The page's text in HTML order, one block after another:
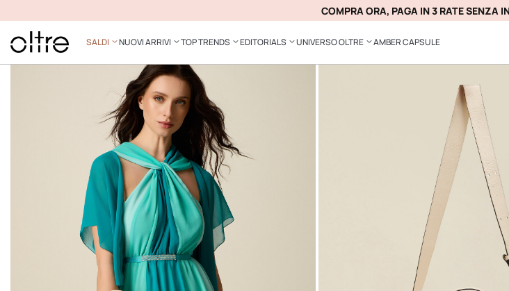
COMPRA ORA, PAGA IN 3 RATE SENZA
SALDI NUOVI ARRIVI TOP TRENDS EDITORIALS UNIVERSO OLTRE AMBER CAPSULE